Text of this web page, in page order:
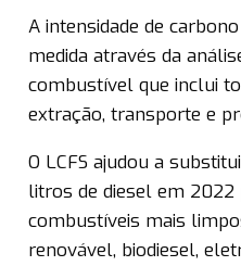
A intensidade de
medida através da
combustível que inclui
extração, transporte e
O LCFS ajudou a
litros de diesel em
combustíveis mais
renovável, biodiesel,